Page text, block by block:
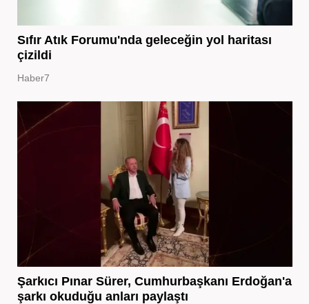
Sıfır Atık Forumu'nda geleceğin yol haritası
çizildi
Haber7
Şarkıcı Pınar Sürer, Cumhurbaşkanı Erdoğan'a
şarkı okuduğu anları paylaştı